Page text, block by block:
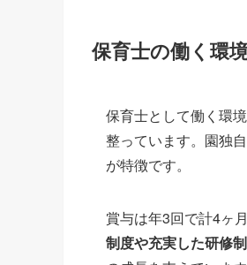
保育士の働く環
保育士として働く環
整っています。園独
が特徴です。
賞与は年3回で計4ヶ
制度や充実した研修